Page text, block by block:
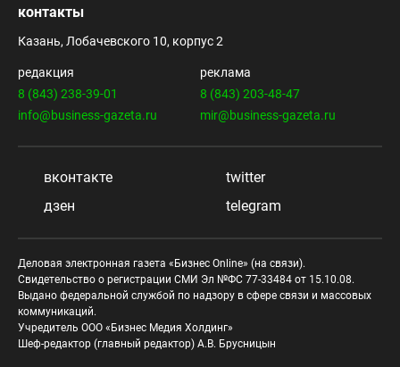
контакты
Казань, Лобачевского 10, корпус 2
редакция
8 (843) 238-39-01
info@business-gazeta.ru
реклама
8 (843) 203-48-47
mir@business-gazeta.ru
вконтакте
twitter
дзен
telegram
Деловая электронная газета «Бизнес Online» (на связи).
Свидетельство о регистрации СМИ Эл №ФС 77-33484 от 15.10.08.
Выдано федеральной службой по надзору в сфере связи и массовых
коммуникаций.
Учредитель ООО «Бизнес Медия Холдинг»
Шеф-редактор (главный редактор) А.В. Брусницын